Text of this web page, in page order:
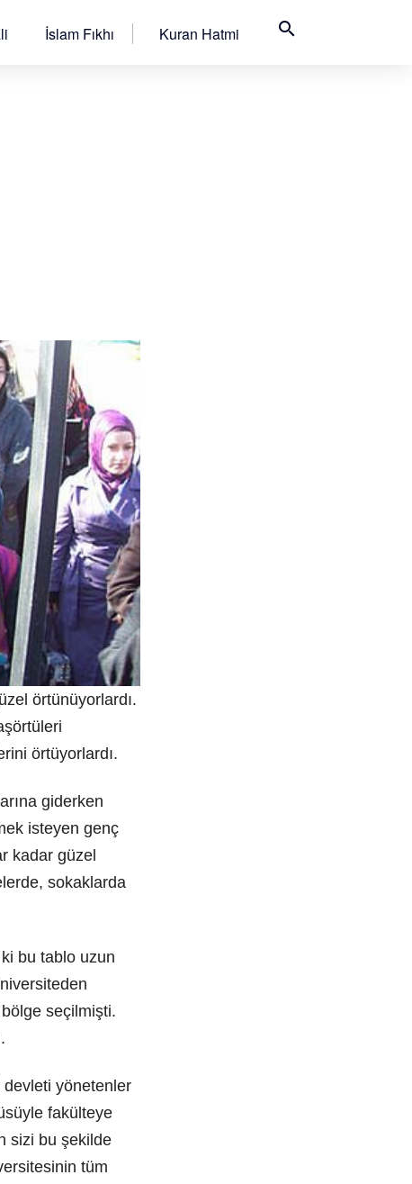
İslam Fıkhı Kuran Hatmi search
örtünüyorlardı.
örtüyorlardı.
giderken
isteyen genç
kadar güzel
sokaklarda
bu tablo uzun
seçilmişti.
devleti yönetenler
fakülteye
sizi bu şekilde
tüm